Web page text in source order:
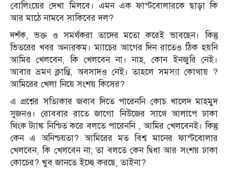
বোলিংয়ের দেখা মিলবে। এমন এক ফাস্টবোলারকে ছাড়া কি
আর মাঠে নামবে সাকিবের দল?
দর্শক, ভক্ত ও সমর্থকরা তাদের মতো করেই ভাবছেন। কিন্তু
ভিতরের খবর অন্যরকম। ম্যাচের আগের দিন রাতেও ঠিক হয়নি
আমির খেলবেন, কি খেলবেন না। নাহ, কোন ইনজুরি নেই।
আবার ভ্রমণ ক্লান্তি, অবসাদও নেই। তাহলে সমস্যা কোথায় ?
আমিরের খেলা নিয়ে সংশয় কিসের?
এ প্রশ্নের সত্যিকার জবাব দিতে পারেননি কোচ খালেদ মাহমুদ
সুজনও। রোববার রাতে জাগো নিউজের সাথে আলাপে ঢাকা
থিংক ট্যাঙ্ক নিশ্চিত করে বলতে পারেননি , আমির খেলবেনই। কিন্তু
কেন এ অনিশ্চয়তা? আমিরের মত বিশ্ব মানের ফাস্টবোলার
খেলবেন, কি খেলবেন না; তা বলতে কেন দ্বিধা আর সংশয় ঢাকা
কোচের? খুব জানতে ইচ্ছে করছে, তাইনা?